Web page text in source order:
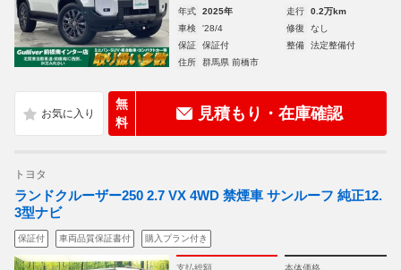
年式 2025年 走行
0.2万km
車検
'28/4 修復
なし
保証
保証付 整備
法定整備付
住所
群馬県 前橋市
無
料
見積もり・在庫確認
トヨタ
ランドクルーザー250 2.7 VX 4WD 禁煙車 サンルーフ 純正12.
3型ナビ
保証付 車両品質保証書付 購入プラン付き
支払総額 本体価格